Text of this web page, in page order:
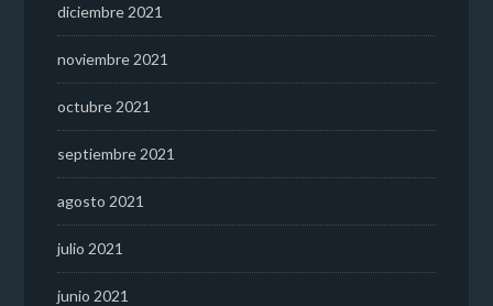
diciembre 2021
noviembre 2021
octubre 2021
septiembre 2021
agosto 2021
julio 2021
junio 2021